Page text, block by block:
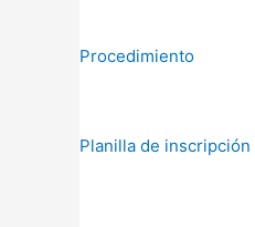
Procedimiento
Planilla de inscripción